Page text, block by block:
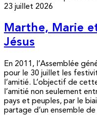
23 juillet 2026
Marthe, Marie
Jésus
En 2011, l’Assemblée
pour le 30 juillet les
l’amitié. L’objectif de
l’amitié non seulement
pays et peuples, par le
partage d’un ensemble